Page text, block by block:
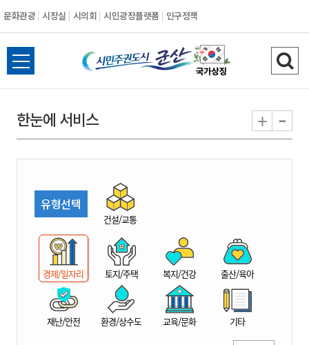
문화관광 시장실 시의회 시민광장플랫폼 인구정책
시
민
권
시
산
전
체
뉴
열
검
색
기
한눈에 서비스 + -
유형선택
건설/교통
경제/일자리 토지/주택 복지/건강 출산/육아
재난/안전 환경/상수도 교육/문화 기타